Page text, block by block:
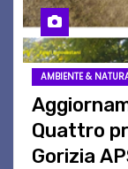
AMBIENTE &
Quattro
Gorizia